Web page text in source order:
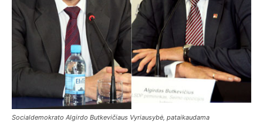
Socialdemokrato Algirdo Butkevičiaus Vyriausybė, pataikaudama